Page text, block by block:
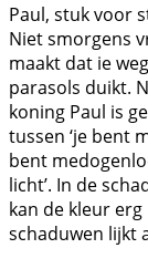
Paul, stuk voor
Niet smorgens
maakt dat ie
parasols duikt.
koning Paul is
tussen ‘je bent
bent
licht’. In de
kan de kleur
schaduwen lijkt